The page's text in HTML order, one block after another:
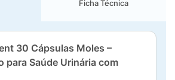
Ficha Técnica
30 Cápsulas Moles –
para Saúde Urinária com